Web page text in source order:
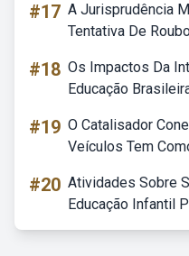
#17 A Jurisprudência
Tentativa De
#18 Os Impactos Da
Educação
#19 O Catalisador
Veículos Tem
#20 Atividades Sobre
Educação Infantil